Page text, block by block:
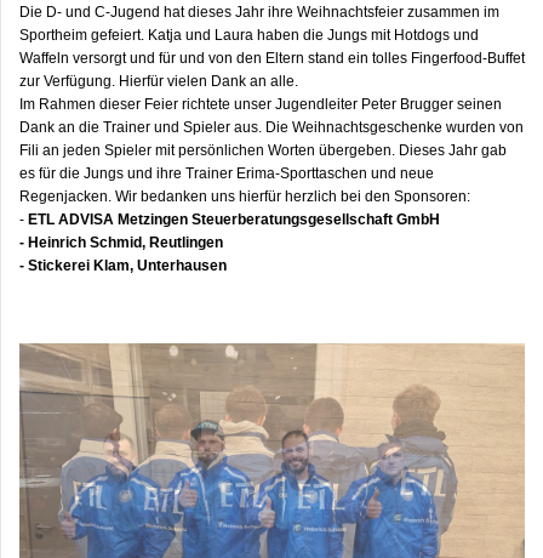
Die D- und C-Jugend hat dieses Jahr ihre Weihnachtsfeier zusammen im
Sportheim gefeiert. Katja und Laura haben die Jungs mit Hotdogs und
Waffeln versorgt und für und von den Eltern stand ein tolles Fingerfood-Buffet
zur Verfügung. Hierfür vielen Dank an alle.
Im Rahmen dieser Feier richtete unser Jugendleiter Peter Brugger seinen
Dank an die Trainer und Spieler aus. Die Weihnachtsgeschenke wurden von
Fili an jeden Spieler mit persönlichen Worten übergeben. Dieses Jahr gab
es für die Jungs und ihre Trainer Erima-Sporttaschen und neue
Regenjacken. Wir bedanken uns hierfür herzlich bei den Sponsoren:
- ETL ADVISA Metzingen Steuerberatungsgesellschaft GmbH
- Heinrich Schmid, Reutlingen
- Stickerei Klam, Unterhausen